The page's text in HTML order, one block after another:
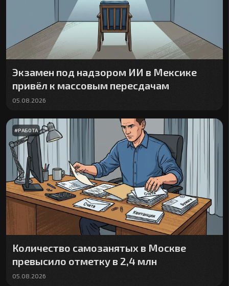
Экзамен под надзором ИИ в Мексике
привёл к массовым пересдачам
05.08.2026
#РАБОТА
Количество самозанятых в Москве
превысило отметку в 2,4 млн
05.08.2026